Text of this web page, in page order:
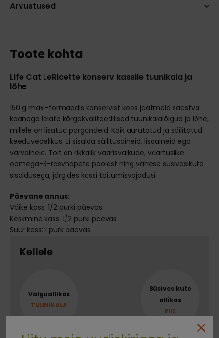
Arvustused
Toote kohta
Life Cat LeRicette konserv kassile tuunikala ja
lõhe
150 g maxi-formaadis konservist koos jäätmeid säästva
kaanega leiate kõrgekvaliteedilised tuunikalalõigud ja lõhe,
millele on lisatud porgandeid. Kõik aurutatud ja säilitatud
keeduvedelikus. Ei sisalda säilitusaineid, lisaaineid ega
värvaineid. Toit on rikkalik väärisvalkude, väärtuslike
oomega-3-rasvhapete poolest ning vähese süsivesikute
sisaldusega, järgides kassi toitumisvajadusi.
Päevane annus:
Väike kass: 1/2 purki päevas
Keskmine kass: 1/2 purki päevas
Suur kass: 1 purk päevas
Kellele
Valguallikas
TUUNIKALA
Süsivesikute
allikas
RIIS